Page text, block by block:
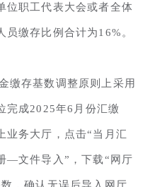
位职工代表大会或者全体
缴存比例合计为16%。
缴存基数调整原则上采用
完成2025年6月份汇缴
业务大厅，点击“当月汇
文件导入”，下载“网厅
，确认无误后导入网厅